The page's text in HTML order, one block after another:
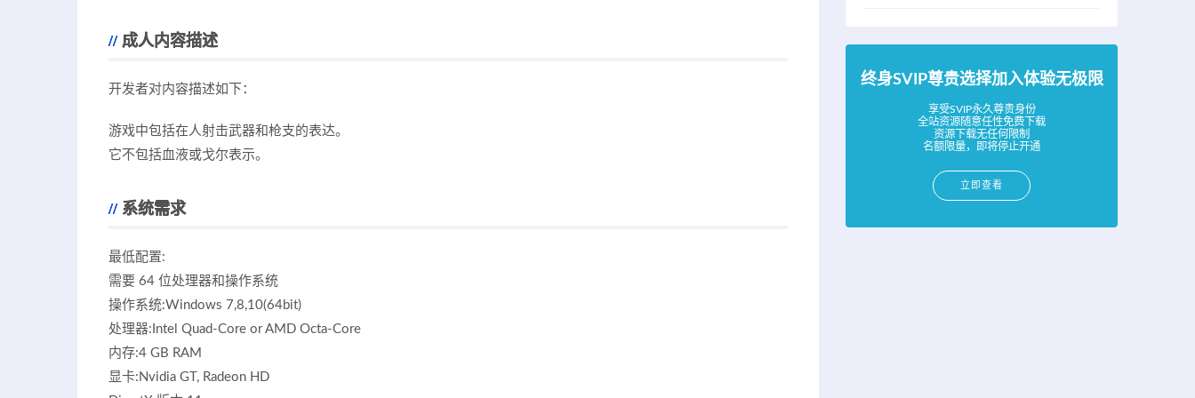
成人内容描述
开发者对内容描述如下：
游戏中包括在人射击武器和枪支的表达。
它不包括血液或戈尔表示。
系统需求
最低配置:
需要 64 位处理器和操作系统
操作系统:Windows 7,8,10(64bit)
处理器:Intel Quad-Core or AMD Octa-Core
内存:4 GB RAM
显卡:Nvidia GT, Radeon HD
终身SVIP尊贵选择加入体验无极限
享受SVIP永久尊贵身份
全站资源随意任性免费下载
资源下载无任何限制
名额限量，即将停止开通
立即查看